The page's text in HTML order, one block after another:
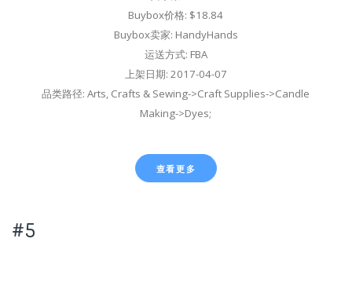
Buybox价格: $18.84
Buybox卖家: HandyHands
运送方式: FBA
上架日期: 2017-04-07
品类路径: Arts, Crafts & Sewing->Craft Supplies->Candle
Making->Dyes;
查看更多
#5